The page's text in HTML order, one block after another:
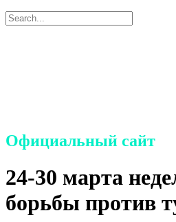
Search
for:
Официальный сайт
24-30 марта
борьбы против